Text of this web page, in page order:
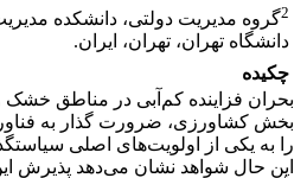
2گروه مدیریت دولتی، دانشکده
دانشگاه تهران، تهران، ایران.
چکیده
بحران فزاینده کم‌آبی در مناطق خشک
بخش کشاورزی، ضرورت گذار به
را به یکی از اولویت‌های اصلی
این حال شواهد نشان می‌دهد پذیرش